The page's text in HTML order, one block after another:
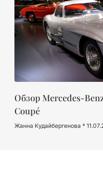
Обзор Mercedes-
Coupé
Жанна Кудайбергенова